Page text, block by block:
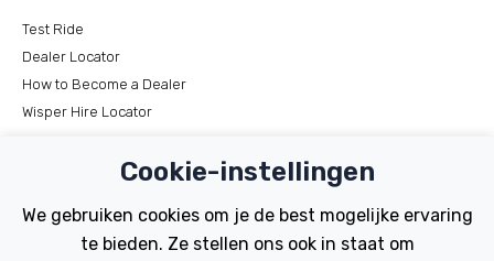
Test Ride
Dealer Locator
How to Become a Dealer
Wisper Hire Locator
FAQs
Cookie-instellingen
We gebruiken cookies om je de best mogelijke ervaring
te bieden. Ze stellen ons ook in staat om